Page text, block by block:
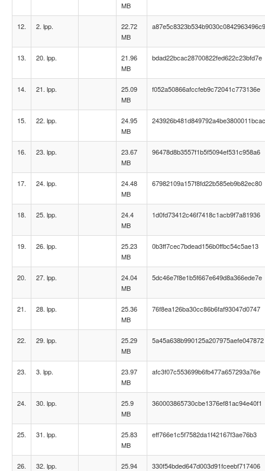
MB
12. 2. lpp.
22.72
MB
a87e5c8323b534b9030c0842963496c9
13. 20. lpp.
21.96
MB
bdad22bcac28700822fed622c23bfd7e
14. 21. lpp.
25.09
MB
f052a50866afccfeb9c72041c773136e
15. 22. lpp.
24.95
MB
243926b481d849792a4be3800011bcac
16. 23. lpp.
23.67
MB
96478d8b3557f1b5f5094ef531c958a6
17. 24. lpp.
24.48
MB
67982109a157f8fd22b585eb9b82ec80
18. 25. lpp.
24.4
MB
1d0fd73412c46f7418c1acb9f7a81936
19. 26. lpp.
25.23
MB
0b3ff7cec7bdead156b0ffbc54c5ae13
20. 27. lpp.
24.04
MB
5dc46e7f8e1b5f667e649d8a366ede7e
21. 28. lpp.
25.36
MB
76f8ea126ba30cc86b6faf93047d0747
22. 29. lpp.
25.29
MB
5a45a638b990125a207975aefe047872
23. 3. lpp.
23.97
MB
afc3f07c553699b6fb477a657293a76e
24. 30. lpp.
25.9
MB
360003865730cbe1376ef81ac94e40f1
25. 31. lpp.
25.83
MB
eff766e1c5f7582da1f42167f3ae76b3
26. 32. lpp.
25.94
330f54bded647d003d91fceebf717406